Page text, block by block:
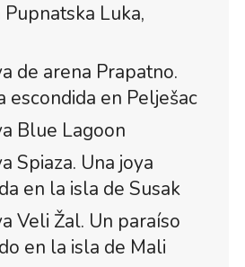
Pupnatska Luka,
de arena Prapatno.
escondida en Pelješac
Blue Lagoon
Spiaza. Una joya
en la isla de Susak
Veli Žal. Un paraíso
en la isla de Mali